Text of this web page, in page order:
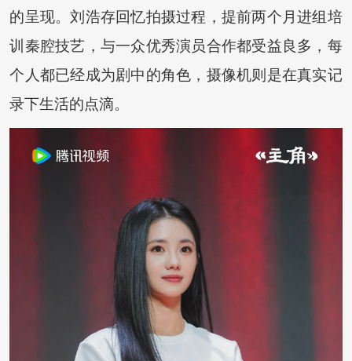
的呈现。刘浩存回忆拍摄过程，提前两个月进组培
训秦腔技艺，与一众优秀演员合作都受益良多，每
个人都已经成为剧中的角色，摄像机则是在真实记
录下生活的点滴。